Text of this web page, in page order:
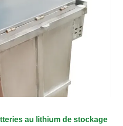
au lithium de stockage